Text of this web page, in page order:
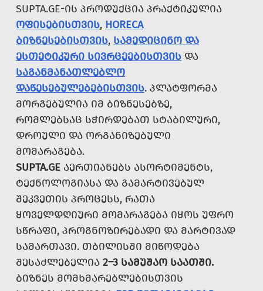
SUPTA.GE-ᲘᲡ ᲞᲠᲝᲓᲣᲥᲪᲘᲐ ᲞᲠᲐᲥᲢᲘᲙᲣᲚᲘᲐ
ᲝᲤᲘᲡᲔᲑᲘᲡᲗᲕᲘᲡ, HORECA
ᲑᲘᲖᲜᲔᲡᲔᲑᲘᲡᲗᲕᲘᲡ, ᲡᲐᲛᲔᲓᲘᲪᲘᲜᲝ ᲓᲐ
ᲔᲡᲗᲔᲢᲘᲙᲣᲠᲘ ᲡᲘᲕᲠᲪᲔᲔᲑᲘᲡᲗᲕᲘᲡ ᲓᲐ
ᲡᲐᲒᲐᲜᲛᲐᲜᲐᲗᲚᲔᲑᲚᲝ
ᲓᲐᲬᲔᲡᲔᲑᲣᲚᲔᲑᲔᲑᲘᲡᲗᲕᲘᲡ. ᲞᲚᲐᲢᲤᲝᲠᲛᲐ
ᲛᲝᲠᲒᲔᲑᲣᲚᲘᲐ ᲘᲛ ᲑᲘᲖᲜᲔᲡᲔᲑᲖᲔ,
ᲠᲝᲛᲚᲔᲑᲡᲐᲪ ᲡᲭᲘᲠᲓᲔᲑᲐᲗ ᲡᲢᲐᲑᲘᲚᲣᲠᲘ,
ᲓᲠᲝᲣᲚᲘ ᲓᲐ ᲝᲠᲒᲐᲜᲘᲖᲔᲑᲣᲚᲘ
ᲛᲝᲛᲐᲠᲐᲒᲔᲑᲐ.
SUPTA.GE ᲐᲔᲠᲗᲘᲐᲜᲔᲑᲡ ᲐᲡᲝᲠᲢᲘᲛᲔᲜᲢᲡ,
ᲢᲔᲥᲜᲝᲚᲝᲒᲘᲐᲡᲐ ᲓᲐ ᲒᲐᲛᲐᲠᲢᲘᲕᲔᲑᲣᲚ
ᲨᲔᲙᲕᲔᲗᲘᲡ ᲞᲠᲝᲪᲔᲡᲡ, ᲠᲐᲗᲐ
ᲧᲝᲕᲔᲚᲓᲦᲘᲣᲠᲘ ᲛᲝᲛᲐᲠᲐᲒᲔᲑᲐ ᲘᲧᲝᲡ ᲣᲤᲠᲝ
ᲡᲬᲠᲐᲤᲘ, ᲞᲠᲝᲒᲜᲝᲖᲘᲠᲔᲑᲐᲓᲘ ᲓᲐ ᲛᲐᲠᲢᲘᲕᲐᲓ
ᲡᲐᲛᲐᲠᲗᲐᲕᲘ. ᲗᲑᲘᲚᲘᲡᲨᲘ ᲛᲘᲬᲝᲓᲔᲑᲐ
ᲨᲔᲡᲐᲫᲚᲔᲑᲔᲚᲘᲐ 2–3 ᲡᲐᲛᲣᲨᲐᲝ ᲡᲐᲐᲗᲨᲘ.
ᲑᲘᲖᲜᲔᲡ ᲛᲝᲛᲮᲛᲐᲠᲔᲑᲚᲔᲑᲘᲡᲗᲕᲘᲡ